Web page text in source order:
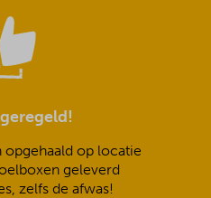
opgehaald op locatie
geleverd
zelfs de afwas!